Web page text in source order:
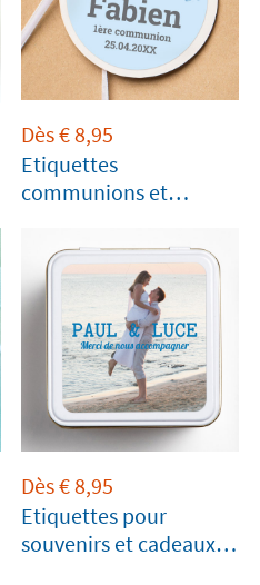
Dès€8,95
Etiquettes
communions et
Dès€8,95
Etiquettes pour
souvenirs et cadeaux